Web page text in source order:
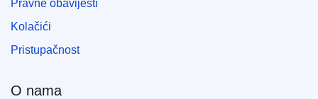
Pravne obavijesti
Kolačići
Pristupačnost
O nama